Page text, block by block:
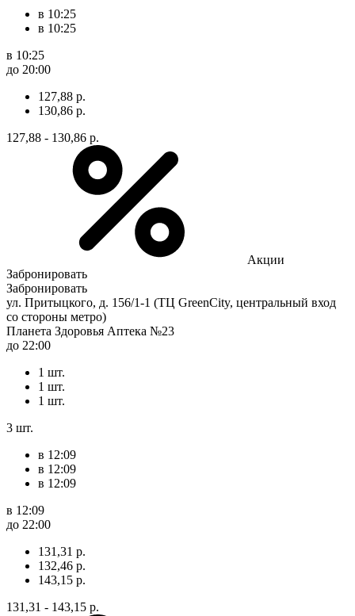
в 10:25
в 10:25
в 10:25
до 20:00
127,88 р.
130,86 р.
127,88 - 130,86 р.
Акции
Забронировать
Забронировать
ул. Притыцкого, д. 156/1-1 (ТЦ GreenCity, центральный вход
со стороны метро)
Планета Здоровья Аптека №23
до 22:00
1 шт.
1 шт.
1 шт.
3 шт.
в 12:09
в 12:09
в 12:09
в 12:09
до 22:00
131,31 р.
132,46 р.
143,15 р.
131,31 - 143,15 р.